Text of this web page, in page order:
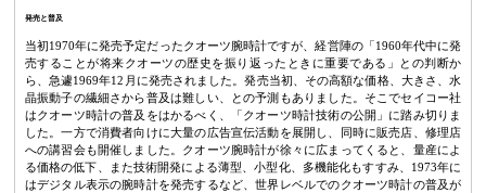
発売と普及
当初1970年に発売予定だったクオーツ腕時計ですが、経営陣の「1960年代中に発
売することが将来クオーツの歴史を振り返ったときに重要である」との判断か
ら、急遽1969年12月に発売されました。発売当初、その高額な価格、大きさ、水
晶振動子の繊細さから普及は難しい、との予測もありました。そこでセイコー社
はクオーツ時計の普及をはかるべく、「クオーツ時計技術の公開」に踏み切りま
した。一方で消費者向けに大量の広告宣伝活動を展開し、同時に販売店、修理店
への講習会も開催しました。クオーツ腕時計が徐々に広まってくると、量産によ
る価格の低下、また技術開発による薄型、小型化、多機能化もすすみ、1973年に
はデジタル表示の腕時計を発売するなど、世界レベルでのクオーツ時計の普及が